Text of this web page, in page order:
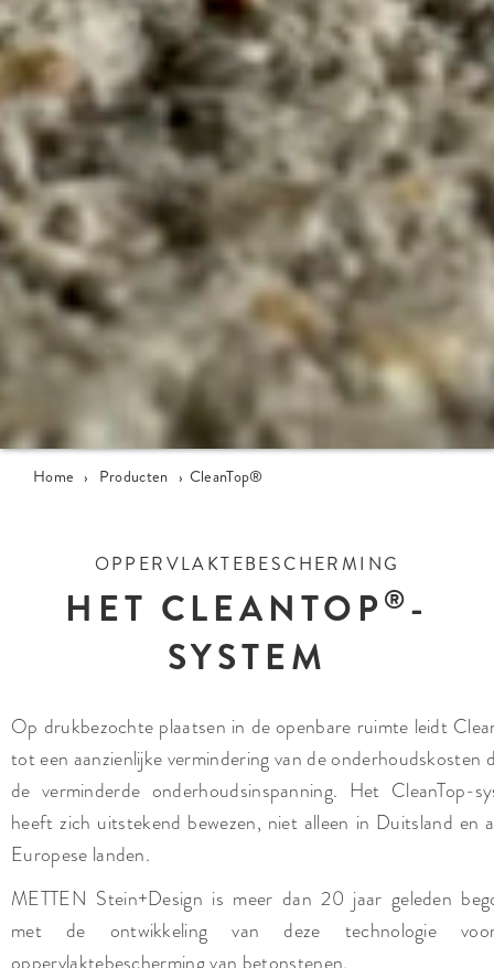
Home › Producten › CleanTop®
OPPERVLAKTEBESCHERMING
HET CLEANTOP®-
SYSTEM
Op drukbezochte plaatsen in de openbare ruimte leidt
tot een aanzienlijke vermindering van de onderhoudskosten
de verminderde onderhoudsinspanning. Het CleanTop-
heeft zich uitstekend bewezen, niet alleen in Duitsland en
Europese landen.
METTEN Stein+Design is meer dan 20 jaar geleden
met de ontwikkeling van deze technologie
oppervlaktebescherming van betonstenen.